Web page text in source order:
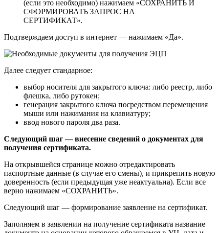
(если это необходимо) нажимаем «СОХРАНИТЬ И
СФОРМИРОВАТЬ ЗАПРОС НА
СЕРТИФИКАТ».
Подтверждаем доступ в интернет — нажимаем «Да».
Далее следует стандарное:
выбор носителя для закрытого ключа: либо реестр, либо
флешка, либо рутокен;
генерация закрытого ключа посредством перемещения
мыши или нажимания на клавиатуру;
ввод нового пароля два раза.
Следующий шаг — внесение сведений о документах для
получения сертификата.
На открывшейся странице можно отредактировать
паспортные данные (в случае его смены), и прикрепить новую
доверенность (если предыдущая уже неактуальна). Если все
верно нажимаем «СОХРАНИТЬ».
Следующий шаг — формирование заявление на сертификат.
Заполняем в заявлении на получение сертификата название